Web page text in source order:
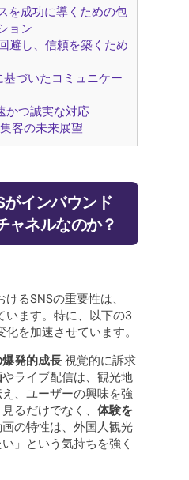
を成功に導くための包
ョン
避し、信頼を築くため
基づいたコミュニケー
かつ誠実な対応
客の未来展望
がインバウンド
ャネルなのか？
るSNSの重要性は、
います。特に、以下の3
を加速させています。
発的成長視覚的に訴求
やライブ配信は、観光地
、ユーザーの興味を強
るだけでなく、 体験を
の特性は、外国人観光
」という気持ちを強く